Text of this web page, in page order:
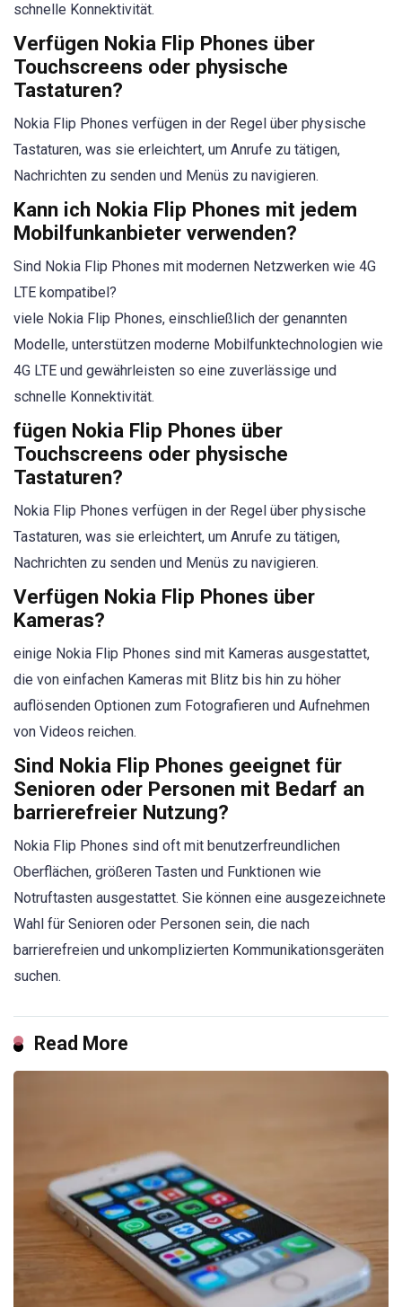
schnelle Konnektivität.
Verfügen Nokia Flip Phones über
Touchscreens oder physische
Tastaturen?
Nokia Flip Phones verfügen in der Regel über physische
Tastaturen, was sie erleichtert, um Anrufe zu tätigen,
Nachrichten zu senden und Menüs zu navigieren.
Kann ich Nokia Flip Phones mit jedem
Mobilfunkanbieter verwenden?
Sind Nokia Flip Phones mit modernen Netzwerken wie 4G
LTE kompatibel?
viele Nokia Flip Phones, einschließlich der genannten
Modelle, unterstützen moderne Mobilfunktechnologien wie
4G LTE und gewährleisten so eine zuverlässige und
schnelle Konnektivität.
fügen Nokia Flip Phones über
Touchscreens oder physische
Tastaturen?
Nokia Flip Phones verfügen in der Regel über physische
Tastaturen, was sie erleichtert, um Anrufe zu tätigen,
Nachrichten zu senden und Menüs zu navigieren.
Verfügen Nokia Flip Phones über
Kameras?
einige Nokia Flip Phones sind mit Kameras ausgestattet,
die von einfachen Kameras mit Blitz bis hin zu höher
auflösenden Optionen zum Fotografieren und Aufnehmen
von Videos reichen.
Sind Nokia Flip Phones geeignet für
Senioren oder Personen mit Bedarf an
barrierefreier Nutzung?
Nokia Flip Phones sind oft mit benutzerfreundlichen
Oberflächen, größeren Tasten und Funktionen wie
Notruftasten ausgestattet. Sie können eine ausgezeichnete
Wahl für Senioren oder Personen sein, die nach
barrierefreien und unkomplizierten Kommunikationsgeräten
suchen.
Read More